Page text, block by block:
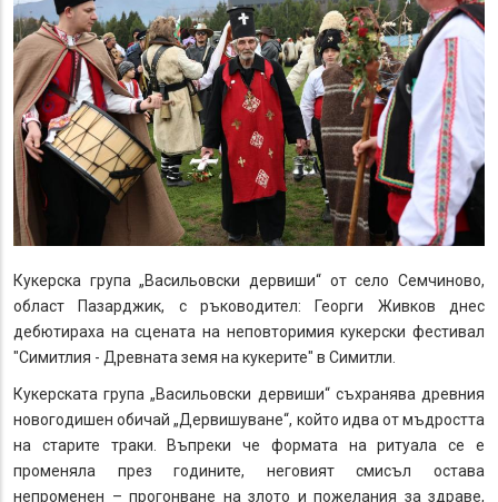
Кукерска група „Васильовски дервиши“ от село Семчиново,
област Пазарджик, с ръководител: Георги Живков днес
дебютираха на сцената на неповторимия кукерски фестивал
"Симитлия - Древната земя на кукерите" в Симитли.
Кукерската група „Васильовски дервиши“ съхранява древния
новогодишен обичай „Дервишуване“, който идва от мъдростта
на старите траки. Въпреки че формата на ритуала се е
променяла през годините, неговият смисъл остава
непроменен – прогонване на злото и пожелания за здраве,